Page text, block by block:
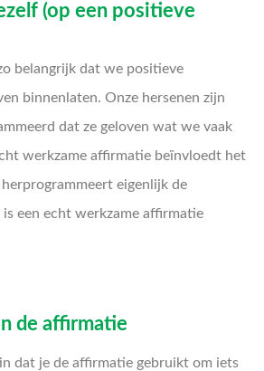
(op een positieve
belangrijk dat we positieve
binnenlaten. Onze hersenen zijn
dat ze geloven wat we vaak
werkzame affirmatie beïnvloedt het
eigenlijk de
een echt werkzame affirmatie
de affirmatie
dat je de affirmatie gebruikt om iets